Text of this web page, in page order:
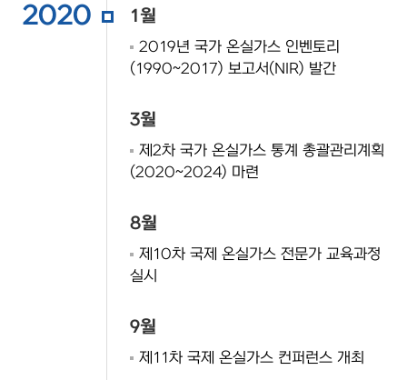
2020 1월
2019년 국가 온실가스 인벤토리
(1990~2017) 보고서(NIR) 발간
3월
제2차 국가 온실가스 통계 총괄관리계획
(2020~2024) 마련
8월
제10차 국제 온실가스 전문가 교육과정
실시
9월
제11차 국제 온실가스 컨퍼런스 개최